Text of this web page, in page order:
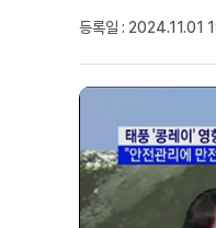
등록일 : 2024.11.01